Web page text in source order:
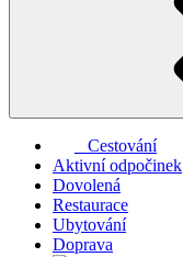
Cestování
Aktivní odpočinek
Dovolená
Restaurace
Ubytování
Doprava